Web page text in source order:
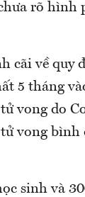
rõ hình
cãi về quy
5 tháng
vong do
vong
sinh và